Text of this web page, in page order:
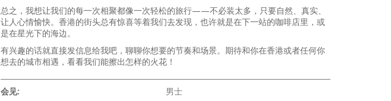
总之，我想让我们的每一次相聚都像一次轻松的旅行——不必装太多，只要自然、真实、
让人心情愉快。香港的街头总有惊喜等着我们去发现，也许就是在下一站的咖啡店里，或
是在星光下的海边。
有兴趣的话就直接发信息给我吧，聊聊你想要的节奏和场景。期待和你在香港或者任何你
想去的城市相遇，看看我们能擦出怎样的火花！
会见: 男士